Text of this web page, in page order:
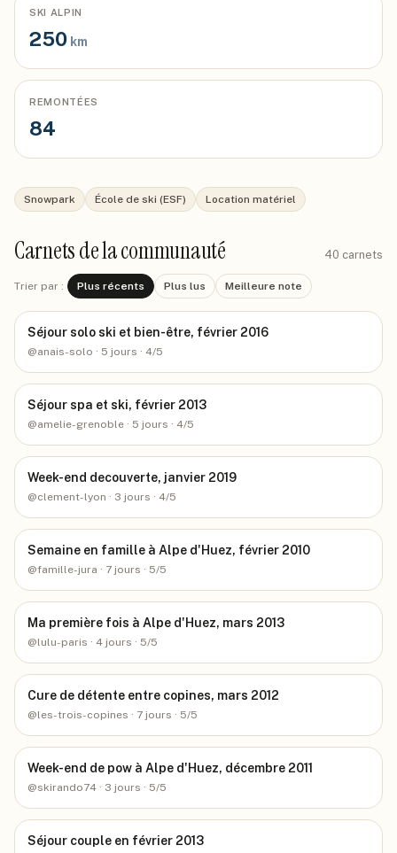
SKI ALPIN
250 km
REMONTÉES
84
Snowpark École de ski (ESF) Location matériel
Carnets de la communauté 40 carnets
Trier par : Plus récents Plus lus Meilleure note
Séjour solo ski et bien-être, février 2016
@anais-solo · 5 jours · 4/5
Séjour spa et ski, février 2013
@amelie-grenoble · 5 jours · 4/5
Week-end decouverte, janvier 2019
@clement-lyon · 3 jours · 4/5
Semaine en famille à Alpe d'Huez, février 2010
@famille-jura · 7 jours · 5/5
Ma première fois à Alpe d'Huez, mars 2013
@lulu-paris · 4 jours · 5/5
Cure de détente entre copines, mars 2012
@les-trois-copines · 7 jours · 5/5
Week-end de pow à Alpe d'Huez, décembre 2011
@skirando74 · 3 jours · 5/5
Séjour couple en février 2013